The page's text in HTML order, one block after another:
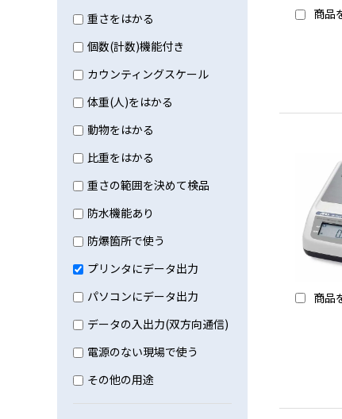
重さをはかる
個数(計数)機能付き
カウンティングスケール
体重(人)をはかる
動物をはかる
比重をはかる
重さの範囲を決めて検品
防水機能あり
防爆箇所で使う
プリンタにデータ出力
パソコンにデータ出力
データの入出力(双方向通信)
電源のない現場で使う
その他の用途
商品
商品